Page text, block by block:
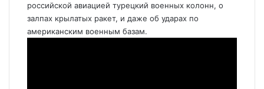
российской авиацией турецкий военных колонн, о
залпах крылатых ракет, и даже об ударах по
американским военным базам.